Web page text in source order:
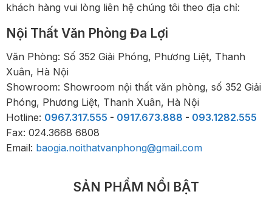
khách hàng vui lòng liên hệ chúng tôi theo địa chỉ:
Nội Thất Văn Phòng Đa Lợi
Văn Phòng: Số 352 Giải Phóng, Phương Liệt, Thanh
Xuân, Hà Nội
Showroom: Showroom nội thất văn phòng, số 352 Giải
Phóng, Phương Liệt, Thanh Xuân, Hà Nội
Hotline: 0967.317.555 - 0917.673.888 - 093.1282.555
Fax: 024.3668 6808
Email: baogia.noithatvanphong@gmail.com
SẢN PHẨM NỔI BẬT